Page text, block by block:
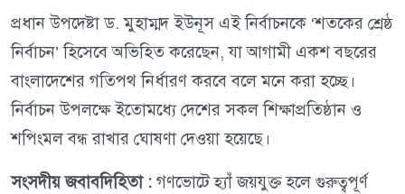
প্রধান উপদেষ্টা ড. মুহাম্মদ ইউনূস এই নির্বাচনকে ‘শতকের শ্রেষ্ঠ
নির্বাচন’ হিসেবে অভিহিত করেছেন, যা আগামী একশ বছরের
বাংলাদেশের গতিপথ নির্ধারণ করবে বলে মনে করা হচ্ছে।
নির্বাচন উপলক্ষে ইতোমধ্যে দেশের সকল শিক্ষাপ্রতিষ্ঠান ও
শপিংমল বন্ধ রাখার ঘোষণা দেওয়া হয়েছে।
সংসদীয় জবাবদিহিতা : গণভোটে হ্যাঁ জয়যুক্ত হলে গুরুত্বপূর্ণ